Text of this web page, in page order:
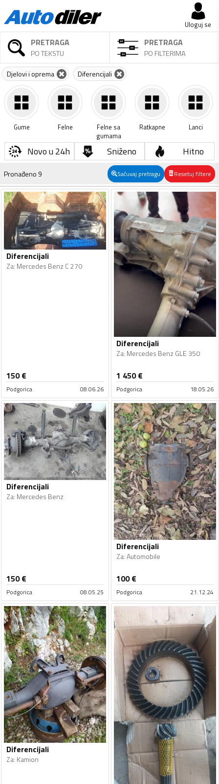
Uloguj se
PRETRAGA
PO TEKSTU
PRETRAGA
PO FILTERIMA
Djelovi i oprema Diferencijali
Gume Felne
Felne sa
gumama
Ratkapne Lanci
Novo u 24h Sniženo Hitno
Pronađeno 9 Sačuvaj pretragu Resetuj filtere
Diferencijali
Za: Mercedes Benz C 270
150€
Podgorica 08.06.26
Diferencijali
Za: Mercedes Benz GLE 350
1 450€
Podgorica 18.05.26
Diferencijali
Za: Mercedes Benz
150€
Podgorica 08.05.25
Diferencijali
Za:Automobile
100€
Podgorica 21.12.24
Diferencijali
Za: Kamion